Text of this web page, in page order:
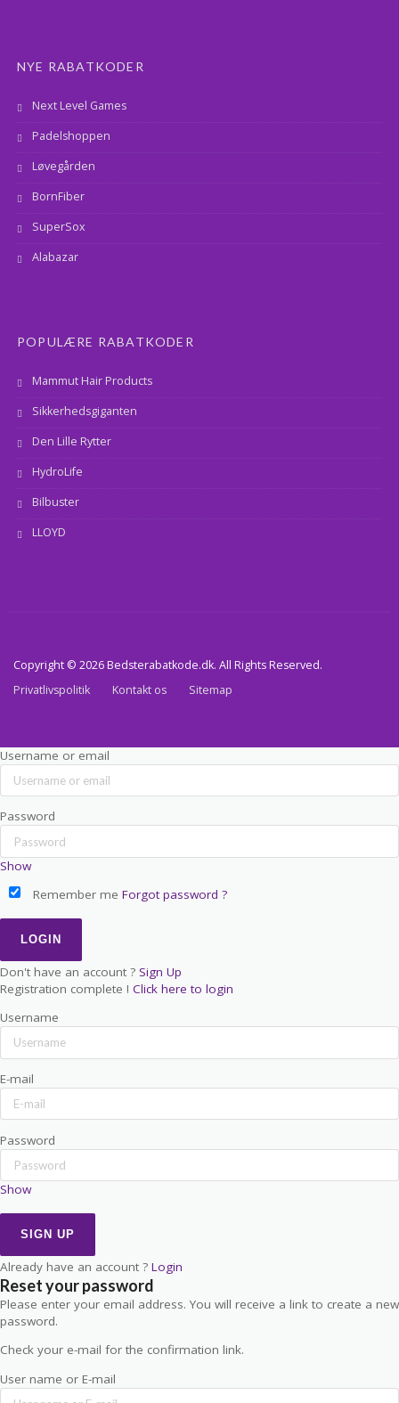
NYE RABATKODER
Next Level Games
Padelshoppen
Løvegården
BornFiber
SuperSox
Alabazar
POPULÆRE RABATKODER
Mammut Hair Products
Sikkerhedsgiganten
Den Lille Rytter
HydroLife
Bilbuster
LLOYD
Copyright © 2026 Bedsterabatkode.dk. All Rights Reserved.
Privatlivspolitik
Kontakt os Sitemap
Username or email
Password
Show
Remember me Forgot password ?
Don't have an account ? Sign Up
Registration complete ! Click here to login
Username
E-mail
Password
Show
Already have an account ? Login
Reset your password
Please enter your email address. You will receive a link to create a new
password.
Check your e-mail for the confirmation link.
User name or E-mail